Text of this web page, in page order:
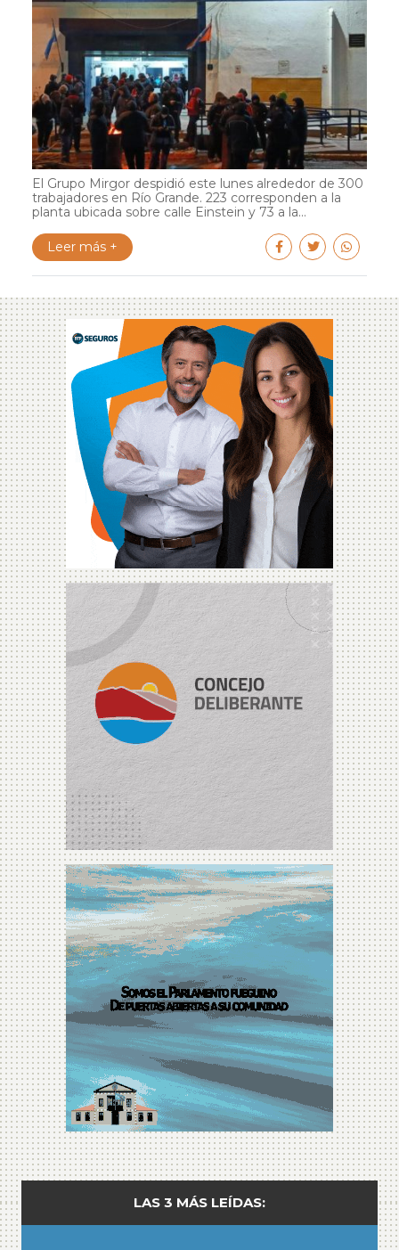
El Grupo Mirgor despidió este lunes alrededor de 300
trabajadores en Río Grande. 223 corresponden a la
planta ubicada sobre calle Einstein y 73 a la...
Leer más +
LAS 3 MÁS LEÍDAS: